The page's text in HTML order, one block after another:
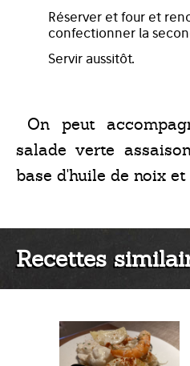
Réserver et four et
confectionner la
Servir aussitôt.
On peut
salade verte
base d'huile de noix
Recettes